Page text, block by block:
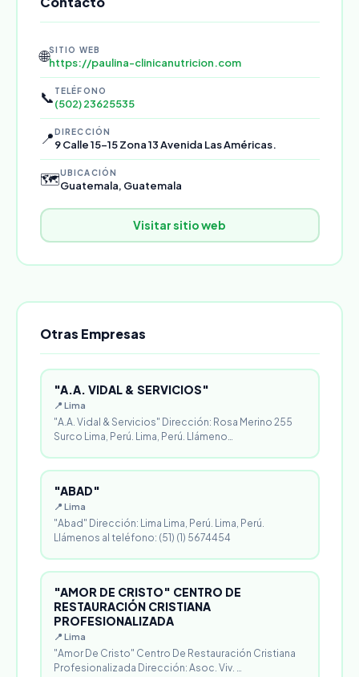
🌐SITIO WEB
https://paulina-clinicanutricion.com
📞 TELÉFONO
(502) 23625535
📍DIRECCIÓN
9 Calle 15-15 Zona 13 Avenida Las Américas.
🗺️UBICACIÓN
Guatemala, Guatemala
Visitar sitio web
Otras Empresas
"A.A. VIDAL & SERVICIOS"
📍 Lima
"A.A. Vidal & Servicios" Dirección: Rosa Merino 255
Surco Lima, Perú. Lima, Perú. Llámeno…
"ABAD"
📍 Lima
"Abad" Dirección: Lima Lima, Perú. Lima, Perú.
Llámenos al teléfono: (51) (1) 5674454
"AMOR DE CRISTO" CENTRO DE
RESTAURACIÓN CRISTIANA
PROFESIONALIZADA
📍 Lima
"Amor De Cristo" Centro De Restauración Cristiana
Profesionalizada Dirección: Asoc. Viv. …